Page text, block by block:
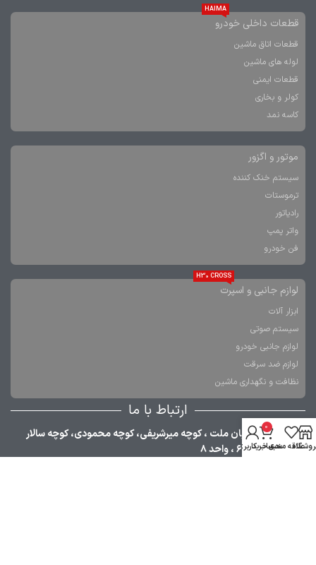
قطعات داخلی خودرو
HAIMA
قطعات اتاق ماشین
لوله های ماشین
قطعات ایمنی
کولر و بخاری
کاسه نمد
موتور و اگزور
سیستم خنک کننده
ترموستات
رادیاتور
واتر پمپ
فن خودرو
لوازم جانبی و اسپرت
H30 CROSS
ابزار آلات
سیستم صوتی
لوازم جانبی خودرو
لوازم ضد سرقت
نظافت و نگهداری ماشین
ارتباط با ما
تهران، خیابان ملت ، کوچه میرشریفی، کوچه محمودی، کوچه سالار
فاتح، پلاک ۶ ، واحد ۸علاقه مندی
0
سبد خرید
حساب کاربری من